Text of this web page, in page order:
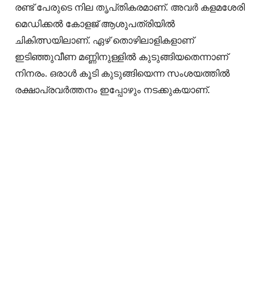
രണ്ട് പേരുടെ നില തൃപ്‌തികരമാണ്. അവർ കളമശേരി
മെഡിക്കൽ കോളജ് ആശുപത്രിയിൽ
ചികിത്സയിലാണ്. ഏഴ് തൊഴിലാളികളാണ്
ഇടിഞ്ഞുവീണ മണ്ണിനുള്ളിൽ കുടുങ്ങിയതെന്നാണ്
നിനരം. ഒരാൾ കൂടി കുടുങ്ങിയെന്ന സംശയത്തിൽ
രക്ഷാപ്രവർത്തനം ഇപ്പോഴും നടക്കുകയാണ്.